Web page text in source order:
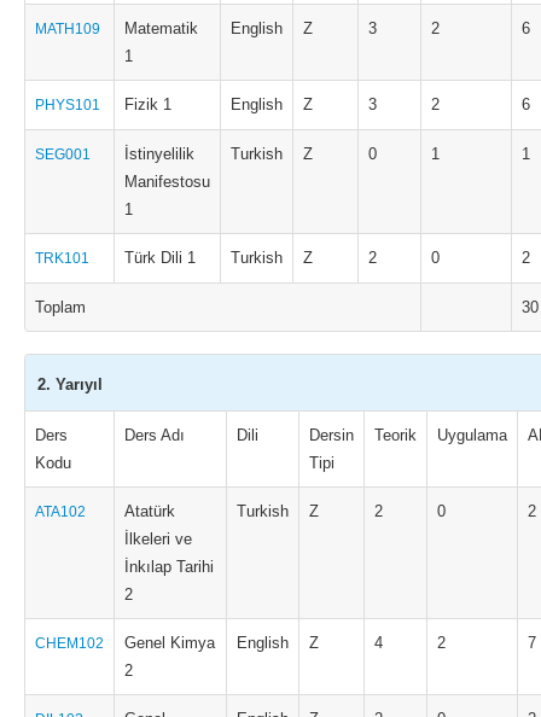
MATH109
Matematik
1
English Z 3 2 6
PHYS101 Fizik 1 English Z 3 2 6
SEG001
İstinyelilik
Manifestosu
1
Turkish Z 0 1 1
TRK101 Türk Dili 1 Turkish Z 2 0 2
Toplam 30
2. Yarıyıl
Ders
Kodu
Ders Adı Dili
Dersin
Tipi
Teorik Uygulama
ATA102
Atatürk
İlkeleri ve
İnkılap Tarihi
2
Turkish Z 2 0 2
CHEM102
Genel Kimya
2
English Z 4 2 7